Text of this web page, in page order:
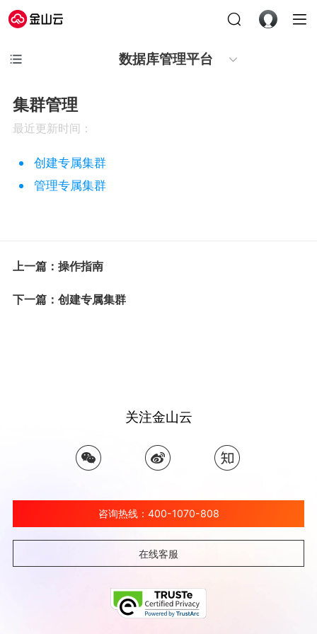
数据库管理平台
集群管理
最近更新时间：
创建专属集群
管理专属集群
上一篇：操作指南
下一篇：创建专属集群
关注金山云
咨询热线：400-1070-808
在线客服